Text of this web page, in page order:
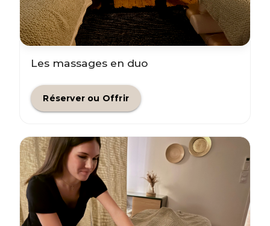
Les massages en duo
Réserver ou Offrir